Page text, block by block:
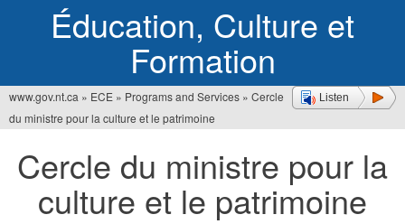
Éducation, Culture et
Formation
Listen
Vous
êtes
ici
www.gov.nt.ca » ECE » Programs and Services » Cercle
du ministre pour la culture et le patrimoine
Cercle du ministre pour la
culture et le patrimoine